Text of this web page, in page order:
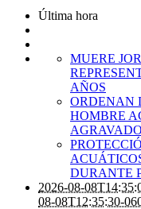
Última hora
MUERE
AÑOS
ORDENAN
HOMBRE
DURANTE
2026-08-
08-08T12:35:30-